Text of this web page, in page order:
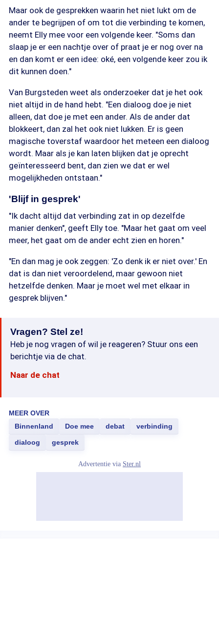
Maar ook de gesprekken waarin het niet lukt om de
ander te begrijpen of om tot die verbinding te komen,
neemt Elly mee voor een volgende keer. "Soms dan
slaap je er een nachtje over of praat je er nog over na
en dan komt er een idee: oké, een volgende keer zou ik
dit kunnen doen."
Van Burgsteden weet als onderzoeker dat je het ook
niet altijd in de hand hebt. "Een dialoog doe je niet
alleen, dat doe je met een ander. Als de ander dat
blokkeert, dan zal het ook niet lukken. Er is geen
magische toverstaf waardoor het meteen een dialoog
wordt. Maar als je kan laten blijken dat je oprecht
geïnteresseerd bent, dan zien we dat er wel
mogelijkheden ontstaan."
'Blijf in gesprek'
"Ik dacht altijd dat verbinding zat in op dezelfde
manier denken", geeft Elly toe. "Maar het gaat om veel
meer, het gaat om de ander echt zien en horen."
"En dan mag je ook zeggen: 'Zo denk ik er niet over.' En
dat is dan niet veroordelend, maar gewoon niet
hetzelfde denken. Maar je moet wel met elkaar in
gesprek blijven."
Vragen? Stel ze!
Heb je nog vragen of wil je reageren? Stuur ons een
berichtje via de chat.
Naar de chat
MEER OVER
Binnenland
Doe mee debat verbinding
dialoog gesprek
Advertentie via Ster.nl